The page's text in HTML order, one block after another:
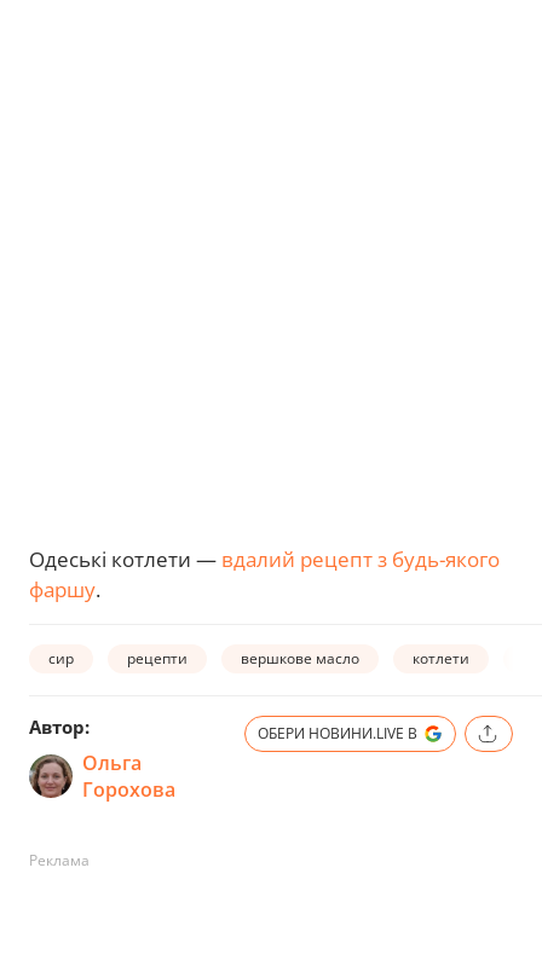
Одеські котлети — вдалий рецепт з будь-якого
фаршу.
сир рецепти вершкове масло котлети
Автор:
Ольга
Горохова
ОБЕРИ НОВИНИ.LIVE В
Реклама